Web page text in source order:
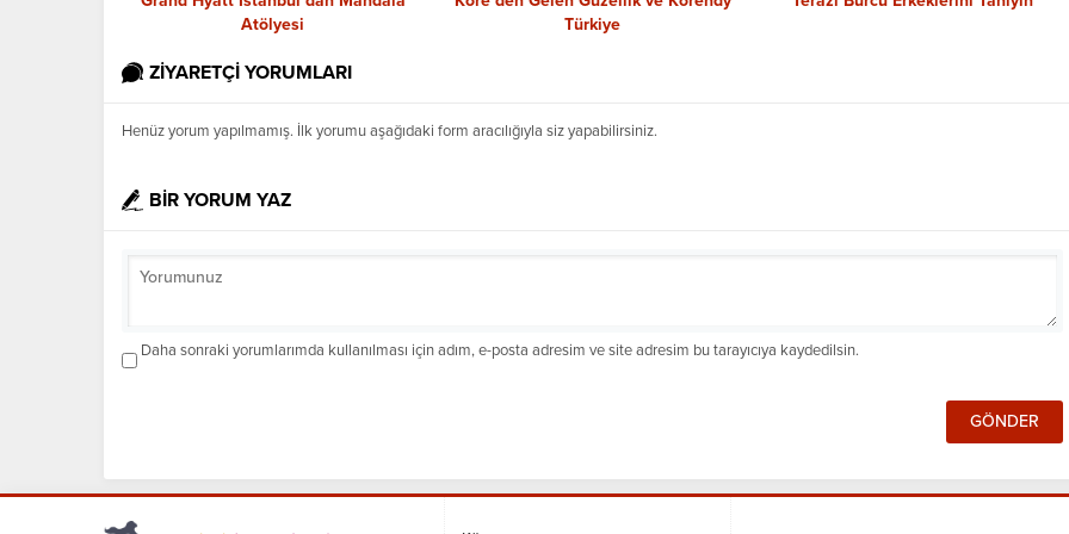
Atölyesi
Türkiye
ZİYARETÇİ YORUMLARI
Henüz yorum yapılmamış. İlk yorumu aşağıdaki form aracılığıyla siz yapabilirsiniz.
BİR YORUM YAZ
Daha sonraki yorumlarımda kullanılması için adım, e-posta adresim ve site adresim bu tarayıcıya kaydedilsin.